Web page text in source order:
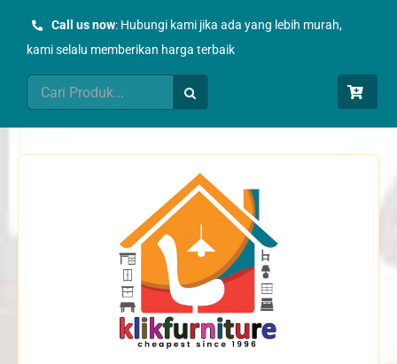
Call us now: Hubungi kami jika ada yang lebih murah,
kami selalu memberikan harga terbaik
Search
for: